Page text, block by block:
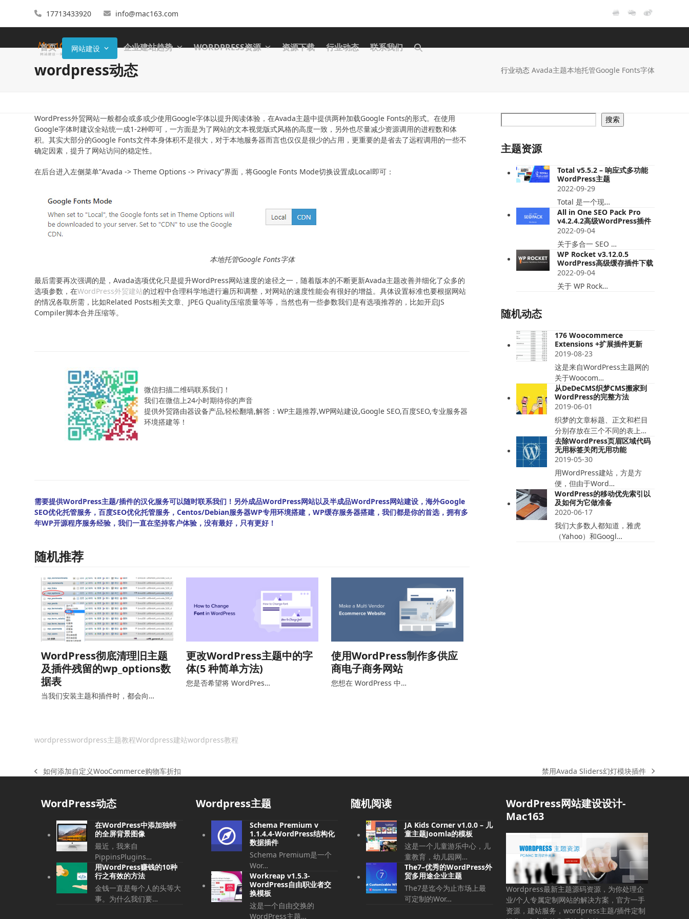
17713433920 info@mac163.com
首页 网站建设 企业建站趋势 WORDPRESS资源 资源下载 行业动态 联系我们
wordpress动态 行业动态 Avada主题本地托管Google Fonts字体
WordPress外贸网站一般都会或多或少使用Google字体以提升阅读体验，在Avada主题中提供两种加载Google Fonts的形式。在使用
Google字体时建议全站统一成1-2种即可，一方面是为了网站的文本视觉版式风格的高度一致，另外也尽量减少资源调用的进程数和体
积。其实大部分的Google Fonts文件本身体积不是很大，对于本地服务器而言也仅仅是很少的占用，更重要的是省去了远程调用的一些不
确定因素，提升了网站访问的稳定性。
在后台进入左侧菜单”Avada -> Theme Options -> Privacy”界面，将Google Fonts Mode切换设置成Local即可：
本地托管Google Fonts字体
最后需要再次强调的是，Avada选项优化只是提升WordPress网站速度的途径之一，随着版本的不断更新Avada主题改善并细化了众多的
选项参数，在WordPress外贸建站的过程中合理科学地进行遍历和调整，对网站的速度性能会有很好的增益。具体设置标准也要根据网站
的情况各取所需，比如Related Posts相关文章、JPEG Quality压缩质量等等，当然也有一些参数我们是有选项推荐的，比如开启JS
Compiler脚本合并压缩等。
微信扫描二维码联系我们！
我们在微信上24小时期待你的声音
提供外贸路由器设备产品,轻松翻墙,解答：WP主题推荐,WP网站建设,Google SEO,百度SEO,专业服务器
环境搭建等！
需要提供WordPress主题/插件的汉化服务可以随时联系我们！另外成品WordPress网站以及半成品WordPress网站建设，海外Google
SEO优化托管服务，百度SEO优化托管服务，Centos/Debian服务器WP专用环境搭建，WP缓存服务器搭建，我们都是你的首选，拥有多
年WP开源程序服务经验，我们一直在坚持客户体验，没有最好，只有更好！
随机推荐
WordPress彻底清理旧主题
及插件残留的wp_options数
据表
当我们安装主题和插件时，都会向…
更改WordPress主题中的字
体(5 种简单方法)
您是否希望将 WordPres…
使用WordPress制作多供应
商电子商务网站
您想在 WordPress 中…
wordpresswordpress主题教程Wordpress建站wordpress教程
搜索
主题资源
Total v5.5.2 – 响应式多功能
WordPress主题
2022-09-29
Total 是一个现…
All in One SEO Pack Pro
v4.2.4.2高级WordPress插件
2022-09-04
关于多合一 SEO …
WP Rocket v3.12.0.5
WordPress高级缓存插件下载
2022-09-04
关于 WP Rock…
随机动态
176 Woocommerce
Extensions +扩展插件更新
2019-08-23
这是来自WordPress主题网的
关于Woocom…
从DeDeCMS织梦CMS搬家到
WordPress的完整方法
2019-06-01
织梦的文章标题、正文和栏目
分别存放在三个不同的表上…
去除WordPress页眉区域代码
无用标签关闭无用功能
2019-05-30
用WordPress建站，方是方
便，但由于Word…
WordPress的移动优先索引以
及如何为它做准备
2020-06-17
我们大多数人都知道，雅虎
（Yahoo）和Googl…
上如何添加自定义WooCommerce购物车折扣
下
文
章:
禁用Avada Sliders幻灯模块插件
WordPress动态
在WordPress中添加独特
的全屏背景图像
最近，我来自
PippinsPlugins…
用WordPress赚钱的10种
行之有效的方法
金钱一直是每个人的头等大
事。为什么我们要…
Wordpress主题
Schema Premium v​​
1.1.4.4-WordPress结构化
数据插件
Schema Premium是一个
Wor…
Workreap v1.5.3-
WordPress自由职业者交
换模板
这是一个自由交换的
WordPress主题…
随机阅读
JA Kids Corner v1.0.0 – 儿
童主题Joomla的模板
这是一个儿童游乐中心，儿
童教育，幼儿园网…
The7–优秀的WordPress外
贸多用途企业主题
The7是迄今为止市场上最
可定制的Wor…
WordPress网站建设设计-
Mac163
Wordpress最新主题源码资源，为你处理企
业/个人专属定制网站的解决方案，官方一手
资源，建站服务，wordpress主题/插件定制